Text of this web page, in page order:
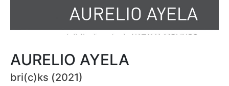
AURELIO AYELA
bri(c)ks (2021)